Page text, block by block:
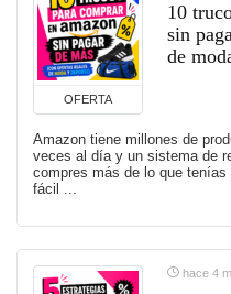
OFERTA
10
sin
de
Amazon tiene millones de
veces al día y un sistema de
compres más de lo que
fácil ...
hace 4